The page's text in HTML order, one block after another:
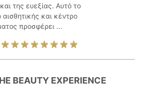
της ευεξίας. Αυτό το
αισθητικής και κέντρο
προσφέρει ...
BEAUTY EXPERIENCE